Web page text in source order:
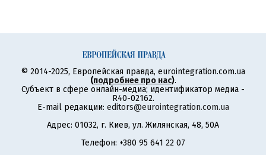
© 2014-2025, Европейская правда, eurointegration.com.ua
(подробнее про нас).
Субъект в сфере онлайн-медиа; идентификатор медиа -
R40-02162.
E-mail редакции: editors@eurointegration.com.ua
Адрес: 01032, г. Киев, ул. Жилянская, 48, 50А
Телефон: +380 95 641 22 07